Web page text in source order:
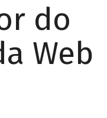
do
Web